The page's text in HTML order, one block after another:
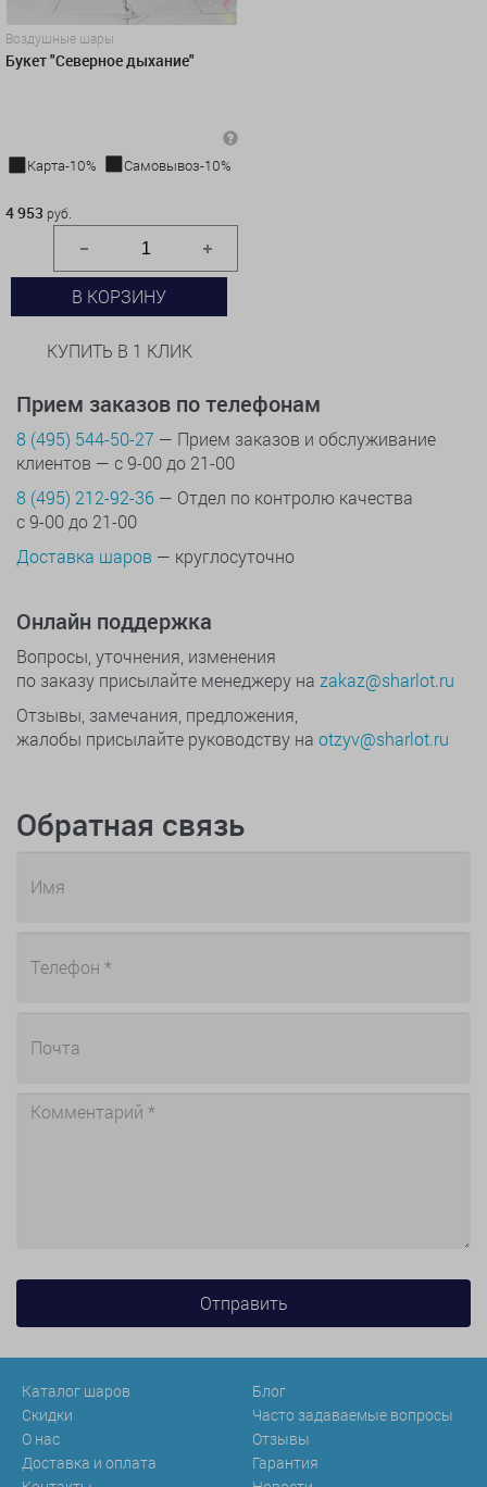
Воздушные шары
Букет "Северное дыхание"
Карта-10%
Самовывоз-10%
4 953 руб.
В КОРЗИНУ
КУПИТЬ В 1 КЛИК
Прием заказов по телефонам
8 (495) 544-50-27 — Прием заказов и обслуживание
клиентов — с 9-00 до 21-00
8 (495) 212-92-36 — Отдел по контролю качества
с 9-00 до 21-00
Доставка шаров — круглосуточно
Онлайн поддержка
Вопросы, уточнения, изменения
по заказу присылайте менеджеру на zakaz@sharlot.ru
Отзывы, замечания, предложения,
жалобы присылайте руководству на otzyv@sharlot.ru
Обратная связь
Каталог шаров
Скидки
О нас
Доставка и оплата
Блог
Часто задаваемые вопросы
Отзывы
Гарантия